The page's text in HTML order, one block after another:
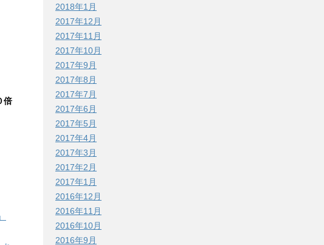
倍
2018年1月
2017年12月
2017年11月
2017年10月
2017年9月
2017年8月
2017年7月
2017年6月
2017年5月
2017年4月
2017年3月
2017年2月
2017年1月
2016年12月
2016年11月
2016年10月
2016年9月